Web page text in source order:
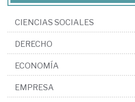
CIENCIAS SOCIALES
DERECHO
ECONOMÍA
EMPRESA